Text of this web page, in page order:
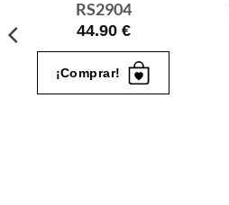
RS2904
44.90 €
¡Comprar!